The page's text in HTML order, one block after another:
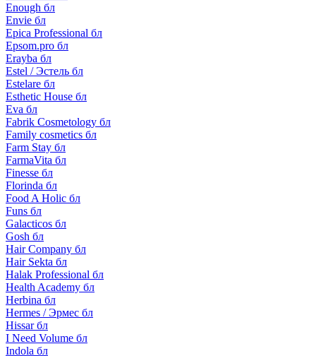
Enough бл
Envie бл
Epica Professional бл
Epsom.pro бл
Erayba бл
Estel / Эстель бл
Estelare бл
Esthetic House бл
Eva бл
Fabrik Cosmetology бл
Family cosmetics бл
Farm Stay бл
FarmaVita бл
Finesse бл
Florinda бл
Food A Holic бл
Funs бл
Galacticos бл
Gosh бл
Hair Company бл
Hair Sekta бл
Halak Professional бл
Health Academy бл
Herbina бл
Hermes / Эрмес бл
Hissar бл
I Need Volume бл
Indola бл